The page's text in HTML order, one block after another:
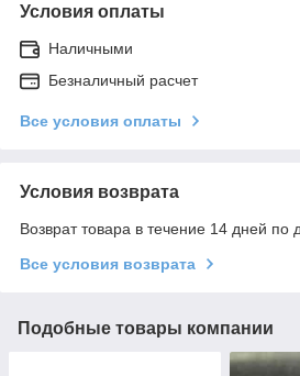
Условия оплаты
Наличными
Безналичный расчет
Все условия оплаты
Условия возврата
Возврат товара в течение 14 дней по
Все условия возврата
Подобные товары компании